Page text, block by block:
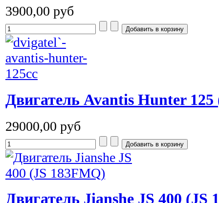
3900,00 руб
Двигатель Avantis Hunter
29000,00 руб
Двигатель Jianshe JS 400 (JS